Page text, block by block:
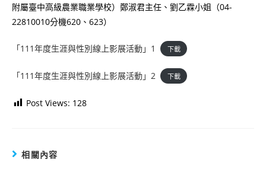
附屬臺中高級農業職業學校）鄭淑君主任、劉乙霖小姐（04-
22810010分機620、623）
「111年度生涯與性別線上影展活動」1 下載
「111年度生涯與性別線上影展活動」2 下載
Post Views: 128
相關內容